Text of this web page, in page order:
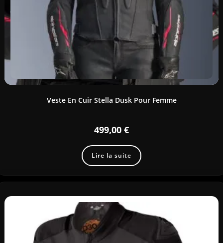
Veste En Cuir Stella Dusk Pour Femme
499,00 €
Lire la suite